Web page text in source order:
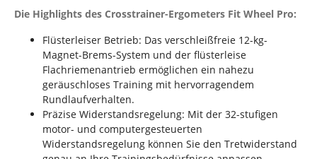
Die Highlights des Crosstrainer-Ergometers Fit Wheel Pro:
Flüsterleiser Betrieb: Das verschleißfreie 12-kg-
Magnet-Brems-System und der flüsterleise
Flachriemenantrieb ermöglichen ein nahezu
geräuschloses Training mit hervorragendem
Rundlaufverhalten.
Präzise Widerstandsregelung: Mit der 32-stufigen
motor- und computergesteuerten
Widerstandsregelung können Sie den Tretwiderstand